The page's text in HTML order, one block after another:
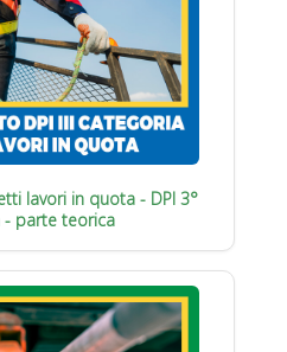
lavori in quota - DPI 3°
- parte teorica